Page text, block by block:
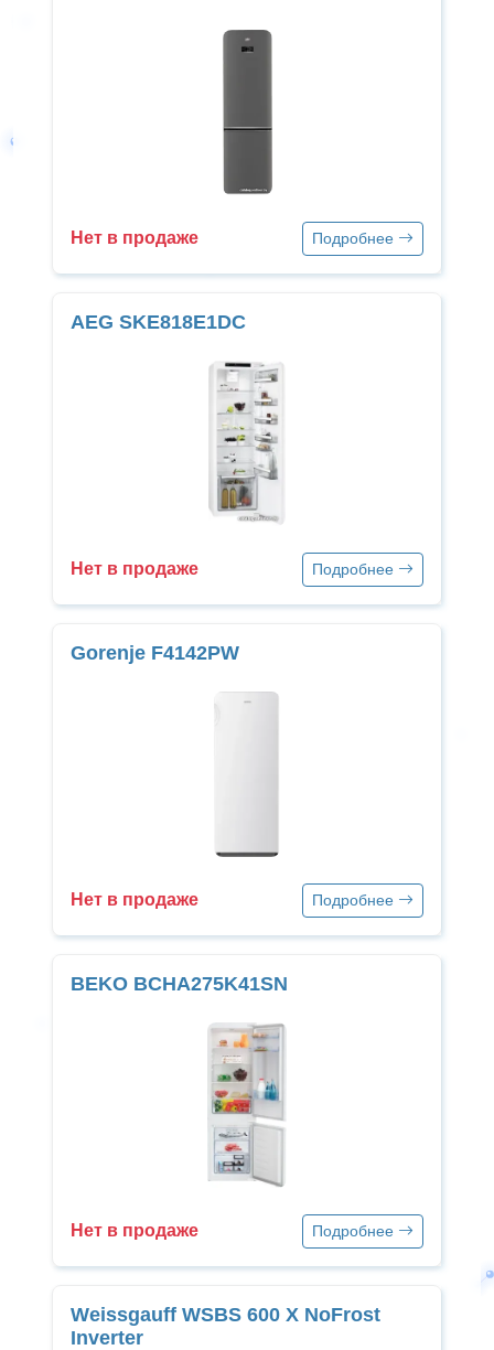
Нет в продаже Подробнее
AEG SKE818E1DC
Нет в продаже Подробнее
Gorenje F4142PW
Нет в продаже Подробнее
BEKO BCHA275K41SN
Нет в продаже Подробнее
Weissgauff WSBS 600 X NoFrost
Inverter